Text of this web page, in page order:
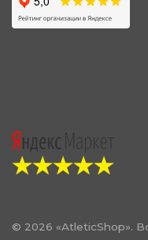
© 2026 «AtleticShop».